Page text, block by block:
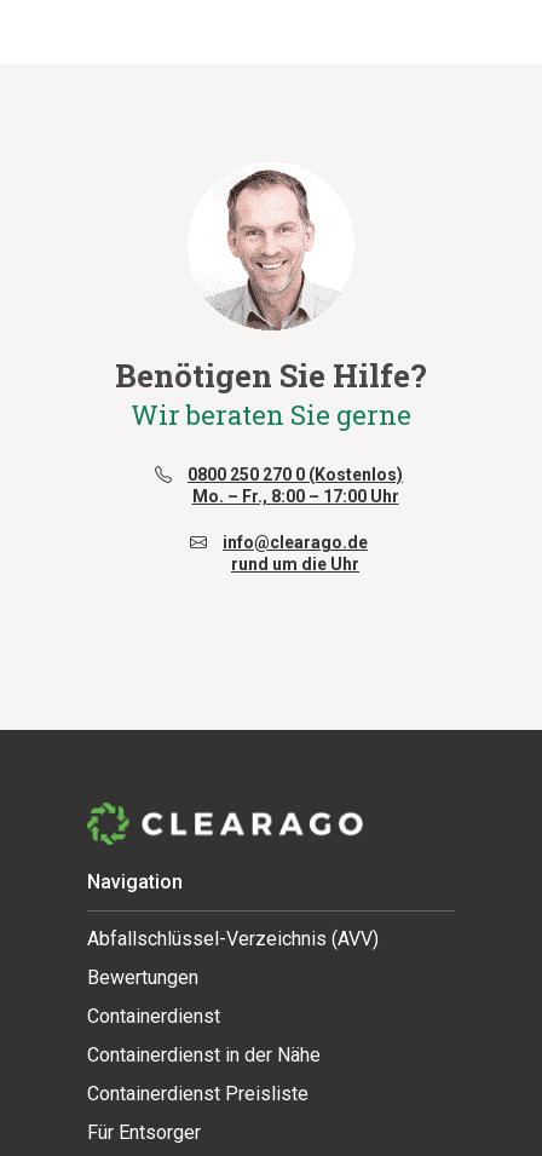
Benötigen Sie Hilfe?
Wir beraten Sie gerne
0800 250 270 0 (Kostenlos)
Mo. – Fr., 8:00 – 17:00 Uhr
info@clearago.de
rund um die Uhr
Navigation
Abfallschlüssel-Verzeichnis (AVV)
Bewertungen
Containerdienst
Containerdienst in der Nähe
Containerdienst Preisliste
Für Entsorger